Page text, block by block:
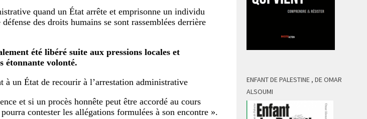
quand un État arrête et emprisonne un individu
des droits humains se sont rassemblées derrière
été libéré suite aux pressions locales et
étonnante volonté.
à un État de recourir à l’arrestation administrative
et si un procès honnête peut être accordé au cours
contester les allégations formulées à son encontre ».
ENFANT DE PALESTINE , DE OMAR
ALSOUMI